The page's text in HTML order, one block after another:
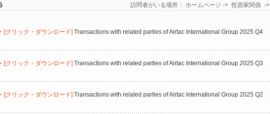
訪問者がいる場所： ホームページ -> 投資家関係->
[クリック・ダウンロード] Transactions with related parties of Airtac International Group 2025 Q4
[クリック・ダウンロード] Transactions with related parties of Airtac International Group 2025 Q3
[クリック・ダウンロード] Transactions with related parties of Airtac International Group 2025 Q2